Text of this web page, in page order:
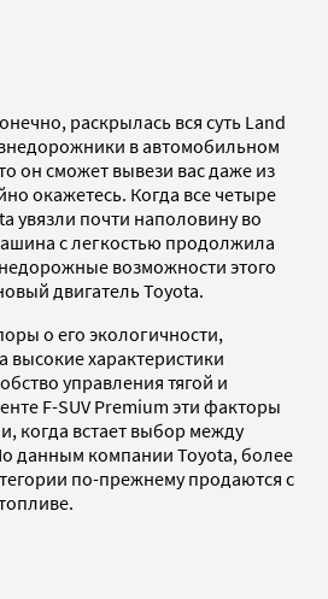
раскрылась вся суть Land
в автомобильном
он сможет вывези вас даже из
окажетесь. Когда все четыре
увязли почти наполовину во
с легкостью продолжила
возможности этого
двигатель Toyota.
о его экологичности,
характеристики
управления тягой и
F-SUV Premium эти факторы
когда встает выбор между
данным компании Toyota, более
по-прежнему продаются с